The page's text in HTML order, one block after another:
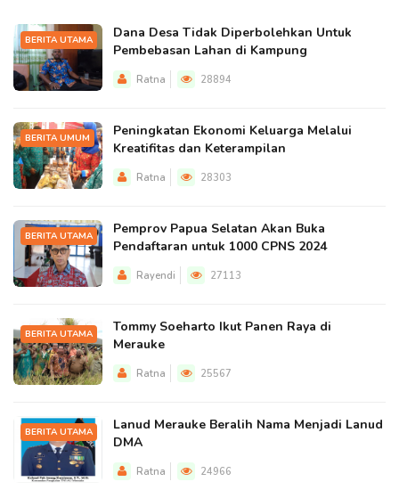
BERITA UTAMA
Dana Desa Tidak Diperbolehkan Untuk
Pembebasan Lahan di Kampung
Ratna 28894
BERITA UMUM
Peningkatan Ekonomi Keluarga Melalui
Kreatifitas dan Keterampilan
Ratna 28303
BERITA UTAMA
Pemprov Papua Selatan Akan Buka
Pendaftaran untuk 1000 CPNS 2024
Rayendi 27113
BERITA UTAMA
Tommy Soeharto Ikut Panen Raya di
Merauke
Ratna 25567
BERITA UTAMA
Lanud Merauke Beralih Nama Menjadi Lanud
DMA
Ratna 24966